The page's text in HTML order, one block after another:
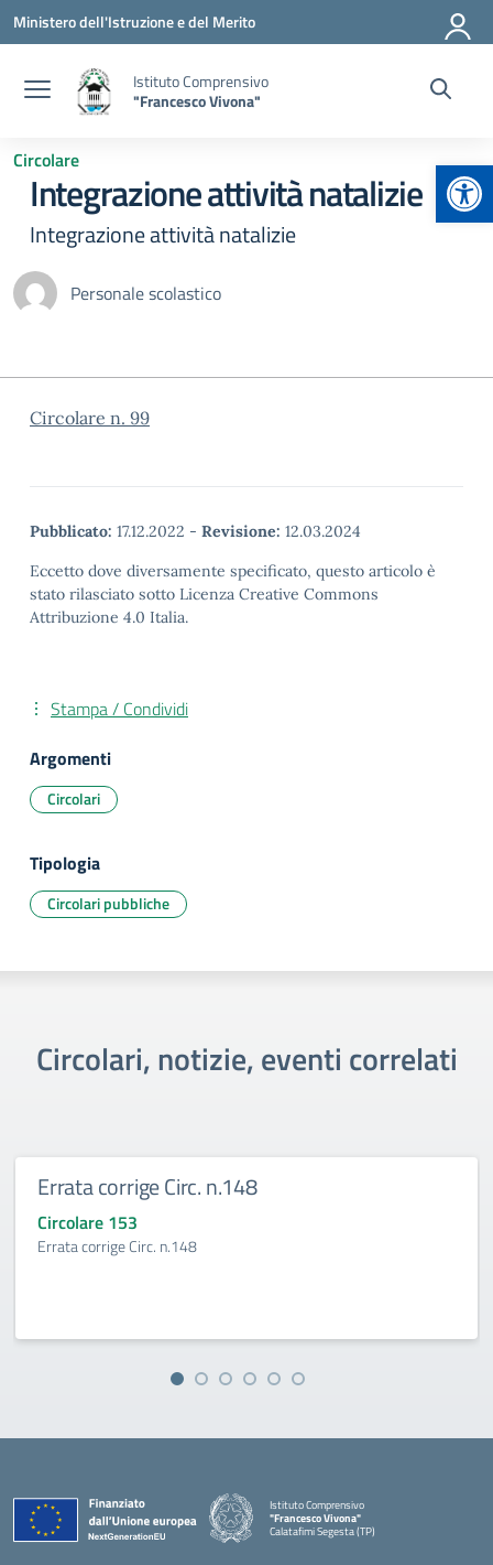
Vai ai contenuti
Vai al menu di navigazione
Vai al footer
Ministero dell'Istruzione e del Merito
Istituto Comprensivo
"Francesco Vivona"
Circolare
Integrazione attività natalizie
Integrazione attività natalizie
Personale scolastico
Circolare n. 99
Pubblicato: 17.12.2022 - Revisione: 12.03.2024
Eccetto dove diversamente specificato, questo articolo è
stato rilasciato sotto Licenza Creative Commons
Attribuzione 4.0 Italia.
Stampa / Condividi
Argomenti
Circolari
Tipologia
Circolari pubbliche
Circolari, notizie, eventi correlati
Errata corrige Circ. n.148
Circolare 153
Errata corrige Circ. n.148
Istituto Comprensivo
"Francesco Vivona"
Calatafimi Segesta (TP)
— Visita la pagina iniziale della scuola